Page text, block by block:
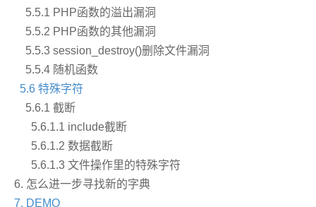
5.5.1 PHP函数的溢出漏洞
5.5.2 PHP函数的其他漏洞
5.5.3 session_destroy()删除文件漏洞
5.5.4 随机函数
5.6 特殊字符
5.6.1 截断
5.6.1.1 include截断
5.6.1.2 数据截断
5.6.1.3 文件操作里的特殊字符
6. 怎么进一步寻找新的字典
7. DEMO